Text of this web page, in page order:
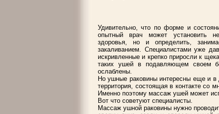
Удивительно, что по форме и
опытный врач может установить
здоровья, но и определить,
закаливанием. Специалистами уже
искривленные и крепко приросли к
таких ушей в подавляющем своем
ослаблены.
Но ушные раковины интересны еще и в
территория, состоящая в контакте со
Именно поэтому массаж ушей может
Вот что советуют специалисты.
Массаж ушной раковины нужно